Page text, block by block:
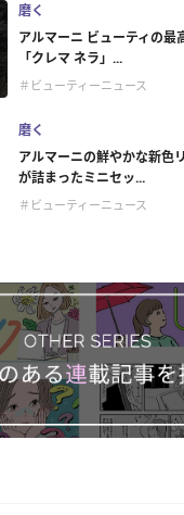
磨く
アルマーニ ビューティの最
「クレマ ネラ」...
＃ビューティーニュース
磨く
アルマーニの鮮やかな新色
が詰まったミニセッ...
＃ビューティーニュース